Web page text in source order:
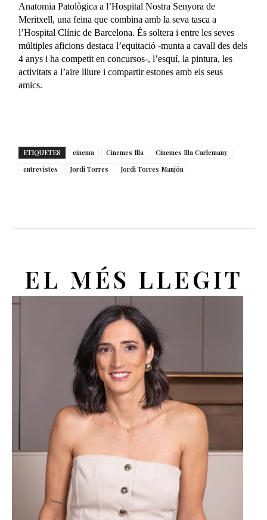
Anatomia Patològica a l’Hospital Nostra Senyora de
Meritxell, una feina que combina amb la seva tasca a
l’Hospital Clínic de Barcelona. És soltera i entre les seves
múltiples aficions destaca l’equitació -munta a cavall des dels
4 anys i ha competit en concursos-, l’esquí, la pintura, les
activitats a l’aire lliure i compartir estones amb els seus
amics.
ETIQUETES cinema Cinemes Illa
Cinemes Illa Carlemany
entrevistes
Jordi Torres Jordi Torres Manjón
EL MÉS LLEGIT